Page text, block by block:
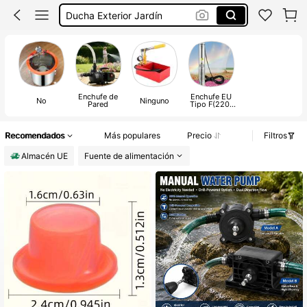
No Enchufe de
Pared Ninguno Enchufe EU
Tipo F(220-
Recomendados Más populares Precio
Filtros
Almacén UE
Fuente de alimentación